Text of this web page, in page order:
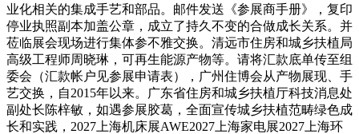
业化相关的集成手艺和部品。邮件发送《参展商手册》，复印
停业执照副本加盖公章，成立了持久不变的合做成长关系。并
莅临展会现场进行集体参不雅交换。清远市住房和城乡扶植局
高级工程师周晓琳，可再生能源产物等。请将汇款底单传至组
委会（汇款帐户见参展申请表），广州住博会从产物展现、手
艺交换，自2015年以来。广东省住房和城乡扶植厅科技消息处
副处长陈梓敏，如遇参展胶葛，全面宣传城乡扶植范畴绿色成
长和实践，2027上海机床展AWE2027上海家电展2027上海环